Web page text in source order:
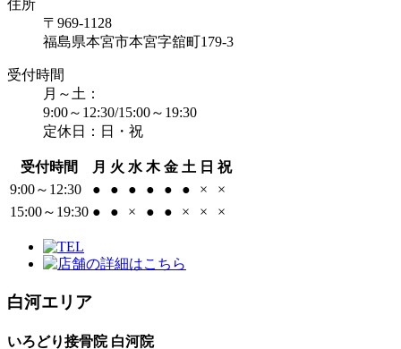
住所
〒969-1128
福島県本宮市本宮字舘町179-3
受付時間
月～土：
9:00～12:30/15:00～19:30
定休日：日・祝
受付時間 月 火 水 木 金 土 日 祝
9:00～12:30
● ● ● ● ● ● ×
×
15:00～19:30 ● ● × ● ● × × ×
白河エリア
いろどり接骨院 白河院